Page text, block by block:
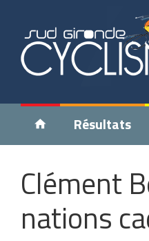
Résultats
Clément
nations